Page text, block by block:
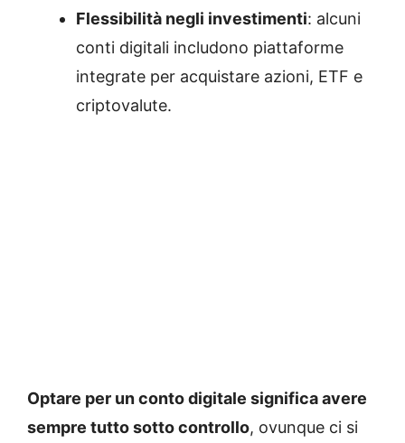
Flessibilità negli investimenti: alcuni
conti digitali includono piattaforme
integrate per acquistare azioni, ETF e
criptovalute.
Optare per un conto digitale significa avere
sempre tutto sotto controllo, ovunque ci si